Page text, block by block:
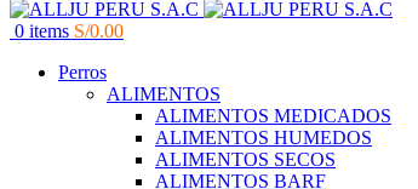
0 items S/0.00
Perros
ALIMENTOS
ALIMENTOS MEDICADOS
ALIMENTOS HUMEDOS
ALIMENTOS SECOS
ALIMENTOS BARF